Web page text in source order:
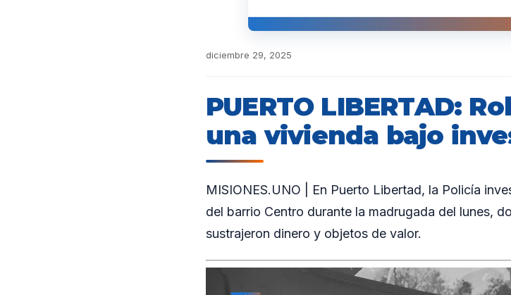
diciembre 29, 2025
PUERTO LIBERTAD:
una vivienda bajo
MISIONES.UNO | En Puerto Libertad, la Policía
del barrio Centro durante la madrugada del lunes,
sustrajeron dinero y objetos de valor.